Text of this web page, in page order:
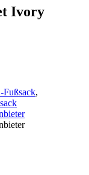
Ivory
Fußsack,